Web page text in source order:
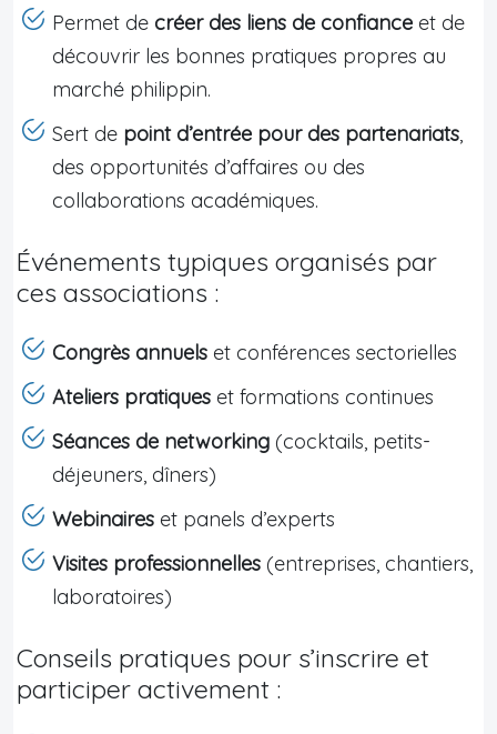
Permet de créer des liens de confiance et de
découvrir les bonnes pratiques propres au
marché philippin.
Sert de point d’entrée pour des partenariats,
des opportunités d’affaires ou des
collaborations académiques.
Événements typiques organisés par
ces associations :
Congrès annuels et conférences sectorielles
Ateliers pratiques et formations continues
Séances de networking (cocktails, petits-
déjeuners, dîners)
Webinaires et panels d’experts
Visites professionnelles (entreprises, chantiers,
laboratoires)
Conseils pratiques pour s’inscrire et
participer activement :